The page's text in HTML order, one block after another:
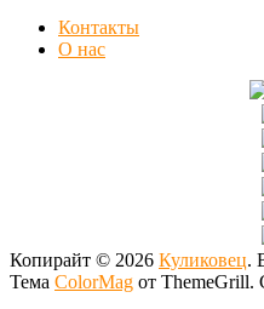
Контакты
О нас
Копирайт © 2026 Куликовец.
Тема ColorMag от ThemeGrill.